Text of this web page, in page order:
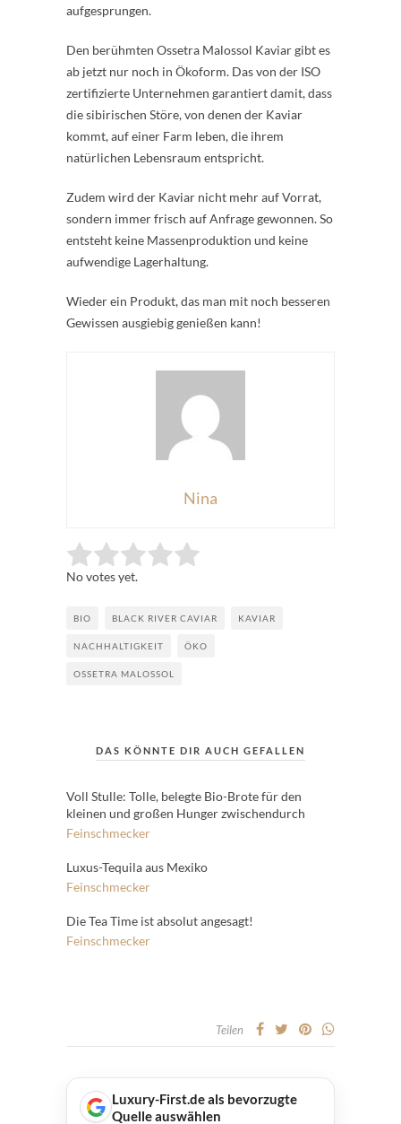
aufgesprungen.
Den berühmten Ossetra Malossol Kaviar gibt es
ab jetzt nur noch in Ökoform. Das von der ISO
zertifizierte Unternehmen garantiert damit, dass
die sibirischen Störe, von denen der Kaviar
kommt, auf einer Farm leben, die ihrem
natürlichen Lebensraum entspricht.
Zudem wird der Kaviar nicht mehr auf Vorrat,
sondern immer frisch auf Anfrage gewonnen. So
entsteht keine Massenproduktion und keine
aufwendige Lagerhaltung.
Wieder ein Produkt, das man mit noch besseren
Gewissen ausgiebig genießen kann!
Nina
Rate this item: Submit Rating
No votes yet.
BIO BLACK RIVER CAVIAR KAVIAR
NACHHALTIGKEIT ÖKO
OSSETRA MALOSSOL
DAS KÖNNTE DIR AUCH GEFALLEN
Voll Stulle: Tolle, belegte Bio-Brote für den
kleinen und großen Hunger zwischendurch
Feinschmecker
Luxus-Tequila aus Mexiko
Feinschmecker
Die Tea Time ist absolut angesagt!
Feinschmecker
Teilen
Luxury-First.de als bevorzugte
Quelle auswählen